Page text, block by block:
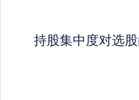
持股集中度对选股